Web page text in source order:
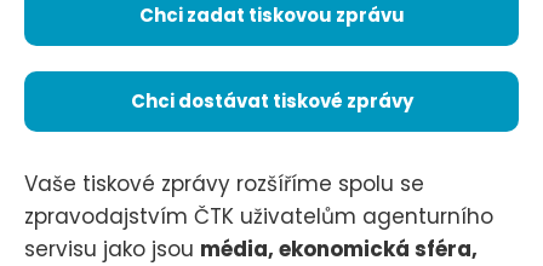
Chci zadat tiskovou zprávu
Chci dostávat tiskové zprávy
Vaše tiskové zprávy rozšíříme spolu se
zpravodajstvím ČTK uživatelům agenturního
servisu jako jsou média, ekonomická sféra,